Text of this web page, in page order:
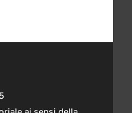
ai sensi della